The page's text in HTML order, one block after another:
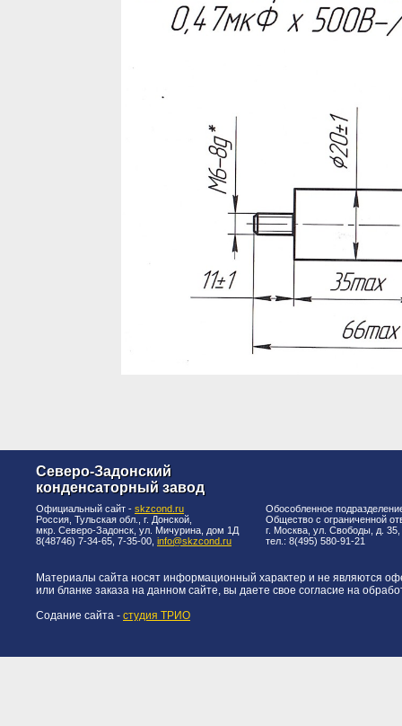
Северо-Задонский
конденсаторный завод
Официальный сайт - skzcond.ru
Россия, Тульская обл., г. Донской,
мкр. Северо-Задонск, ул. Мичурина, дом 1Д
8(48746) 7-34-65, 7-35-00, info@skzcond.ru
Обособленное
Общество с ограниченной
г. Москва, ул. Свободы, д. 35,
тел.: 8(495) 580-91-21
Материалы сайта носят информационный характер и не являются
или бланке заказа на данном сайте, вы даете свое согласие на
Содание сайта - студия ТРИО